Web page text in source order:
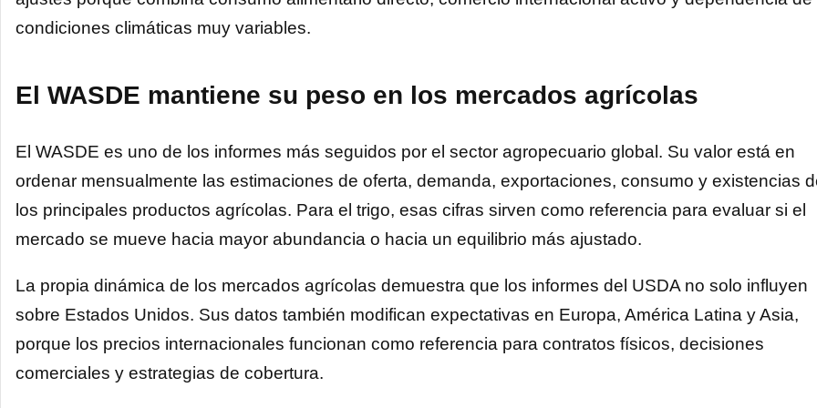
condiciones climáticas muy variables.
El WASDE mantiene su peso en los mercados agrícolas
El WASDE es uno de los informes más seguidos por el sector agropecuario global. Su valor está en
ordenar mensualmente las estimaciones de oferta, demanda, exportaciones, consumo y existencias
los principales productos agrícolas. Para el trigo, esas cifras sirven como referencia para evaluar si el
mercado se mueve hacia mayor abundancia o hacia un equilibrio más ajustado.
La propia dinámica de los mercados agrícolas demuestra que los informes del USDA no solo influyen
sobre Estados Unidos. Sus datos también modifican expectativas en Europa, América Latina y Asia,
porque los precios internacionales funcionan como referencia para contratos físicos, decisiones
comerciales y estrategias de cobertura.